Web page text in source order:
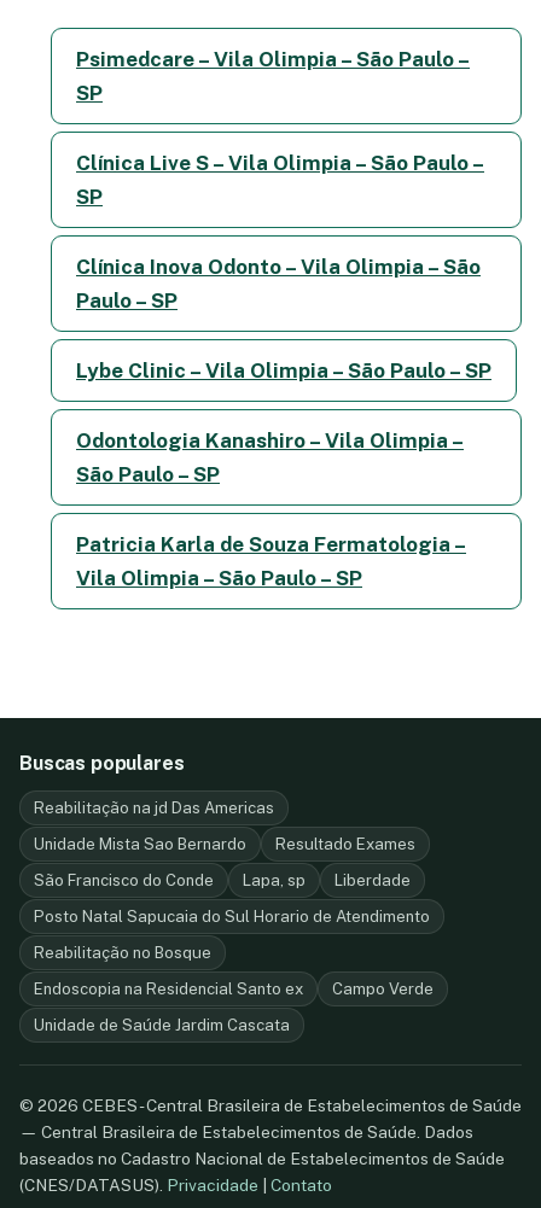
Psimedcare – Vila Olimpia – São Paulo –
SP
Clínica Live S – Vila Olimpia – São Paulo –
SP
Clínica Inova Odonto – Vila Olimpia – São
Paulo – SP
Lybe Clinic – Vila Olimpia – São Paulo – SP
Odontologia Kanashiro – Vila Olimpia –
São Paulo – SP
Patricia Karla de Souza Fermatologia –
Vila Olimpia – São Paulo – SP
Buscas populares
Reabilitação na jd Das Americas
Unidade Mista Sao Bernardo
Resultado Exames
São Francisco do Conde
Lapa, sp
Liberdade
Posto Natal Sapucaia do Sul Horario de Atendimento
Reabilitação no Bosque
Endoscopia na Residencial Santo ex
Campo Verde
Unidade de Saúde Jardim Cascata
© 2026 CEBES - Central Brasileira de Estabelecimentos de Saúde
— Central Brasileira de Estabelecimentos de Saúde. Dados
baseados no Cadastro Nacional de Estabelecimentos de Saúde
(CNES/DATASUS). Privacidade Contato